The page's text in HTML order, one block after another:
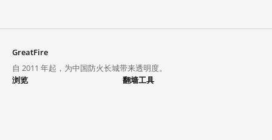
GreatFire
自 2011 年起，为中国防火长城带来透明度。
浏览
翻墙工具